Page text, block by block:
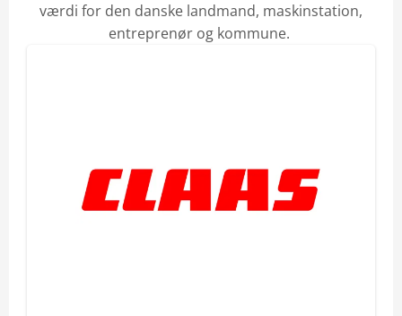
værdi for den danske landmand, maskinstation,
entreprenør og kommune.